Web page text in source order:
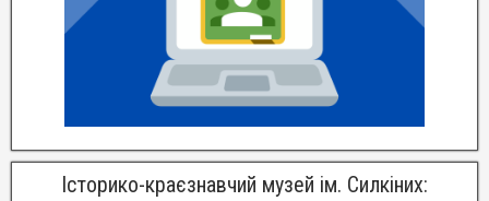
Історико-краєзнавчий музей ім. Силкіних: